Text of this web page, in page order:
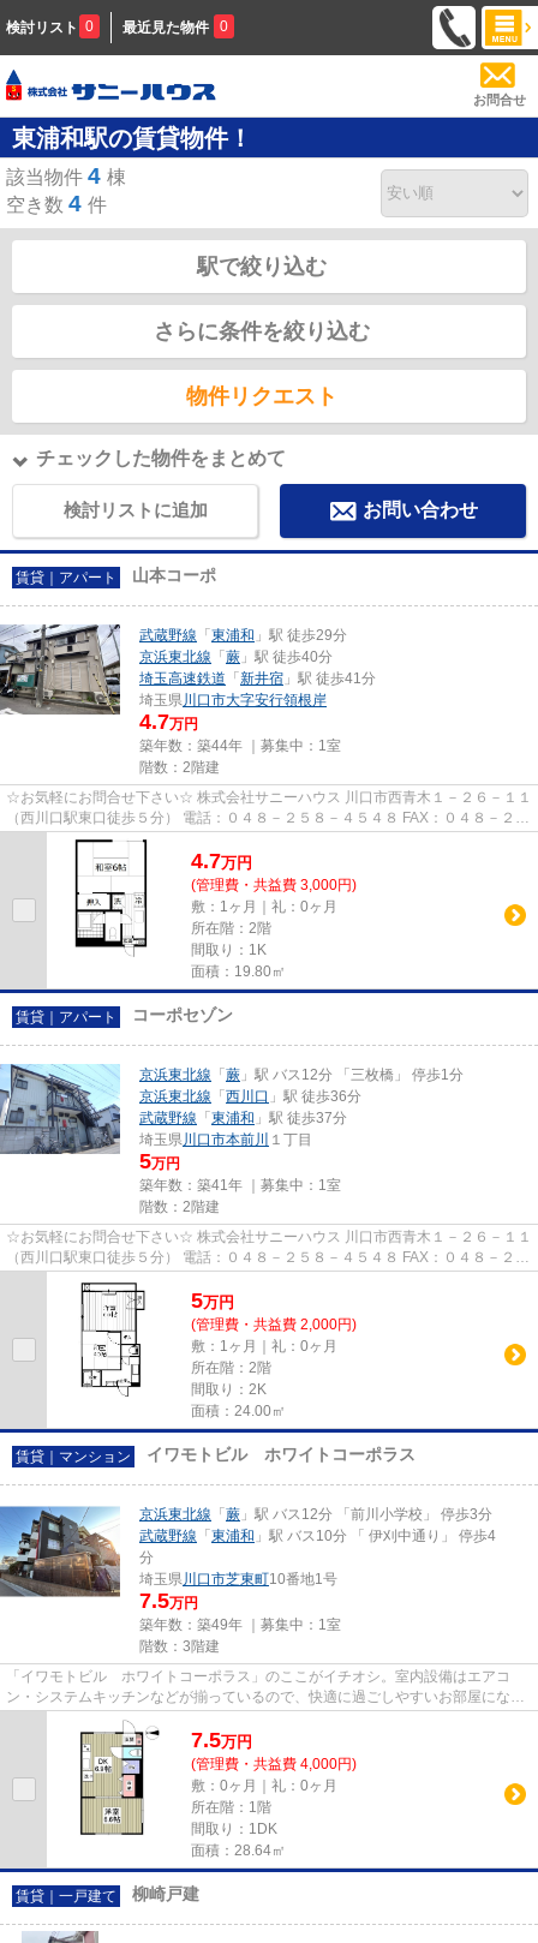
検討リスト 0 最近見た物件 0
お問合せ
東浦和駅の賃貸物件！
該当物件 4 棟
空き数 4 件
駅で絞り込む
さらに条件を絞り込む
物件リクエスト
チェックした物件をまとめて
検討リストに追加 お問い合わせ
賃貸｜アパート 山本コーポ
武蔵野線 「 東浦和 」駅 徒歩29分
京浜東北線 「 蕨 」駅 徒歩40分
埼玉高速鉄道 「 新井宿 」駅 徒歩41分
埼玉県川口市大字安行領根岸
4.7万円
築年数：築44年 ｜募集中： 1室
階数：2階建
☆お気軽にお問合せ下さい☆ 株式会社サニーハウス 川口市西青木１－２６－１１
（西川口駅東口徒歩５分） 電話：０４８－２５８－４５４８ FAX：０４８－２５
８－４５２８ MAIL：sales@s...
4.7万円
(管理費・共益費 3,000円)
敷：1ヶ月｜礼：0ヶ月
所在階：2階
間取り：1K
面積：19.80㎡
賃貸｜アパート コーポセゾン
京浜東北線 「 蕨 」駅 バス12分 「三枚橋」 停歩1分
京浜東北線 「 西川口 」駅 徒歩36分
武蔵野線 「 東浦和 」駅 徒歩37分
埼玉県川口市本前川 １丁目
5万円
築年数：築41年 ｜募集中： 1室
階数：2階建
☆お気軽にお問合せ下さい☆ 株式会社サニーハウス 川口市西青木１－２６－１１
（西川口駅東口徒歩５分） 電話：０４８－２５８－４５４８ FAX：０４８－２５
5万円
(管理費・共益費 2,000円)
敷：1ヶ月｜礼：0ヶ月
所在階：2階
間取り：2K
面積：24.00㎡
賃貸｜マンション イワモトビル ホワイトコーポラス
京浜東北線 「 蕨 」駅 バス12分 「前川小学校」 停歩3分
武蔵野線 「 東浦和 」駅 バス10分 「 伊刈中通り」 停歩4
分
埼玉県川口市芝東町10番地1号
7.5万円
築年数：築49年 ｜募集中： 1室
階数：3階建
「イワモトビル ホワイトコーポラス」のここがイチオシ。室内設備はエアコ
ン・システムキッチンなどが揃っているので、快適に過ごしやすいお部屋になり
ます。TVインターホン付きなの...
7.5万円
(管理費・共益費 4,000円)
敷：0ヶ月｜礼：0ヶ月
所在階：1階
間取り：1DK
面積：28.64㎡
賃貸｜一戸建て 柳崎戸建